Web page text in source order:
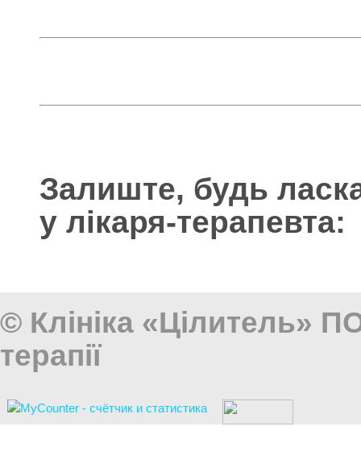
Залиште, будь
у лікаря-терапевта:
© Клініка «Цілитель»
терапії